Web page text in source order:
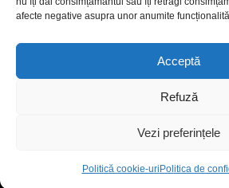
afecte negative asupra unor anumite
Acceptă
Refuză
Vezi preferințele
Politică cookie-uri Politica de
politică de cookies
politică de
© 2026 Toate drepturile rezervate.
Opportunities Fund (AREOF)